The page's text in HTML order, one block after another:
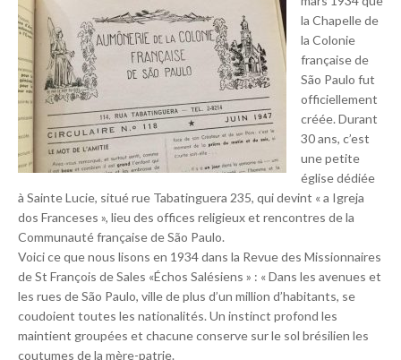
la Chapelle de
la Colonie
française de
São Paulo fut
officiellement
créée. Durant
30 ans, c’est
une petite
église dédiée
à Sainte Lucie, situé rue Tabatinguera 235, qui devint « a Igreja
dos Franceses », lieu des offices religieux et rencontres de la
Communauté française de São Paulo.
Voici ce que nous lisons en 1934 dans la Revue des Missionnaires
de St François de Sales «Échos Salésiens » : « Dans les avenues et
les rues de São Paulo, ville de plus d’un million d’habitants, se
coudoient toutes les nationalités. Un instinct profond les
maintient groupées et chacune conserve sur le sol brésilien les
coutumes de la mère-patrie.